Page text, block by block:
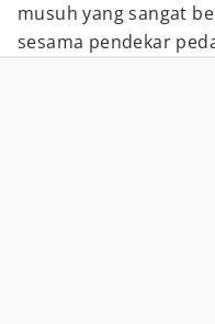
musuh yang sangat
sesama pendekar